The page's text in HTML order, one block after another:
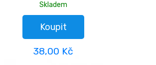
Skladem
Koupit
38,00 Kč